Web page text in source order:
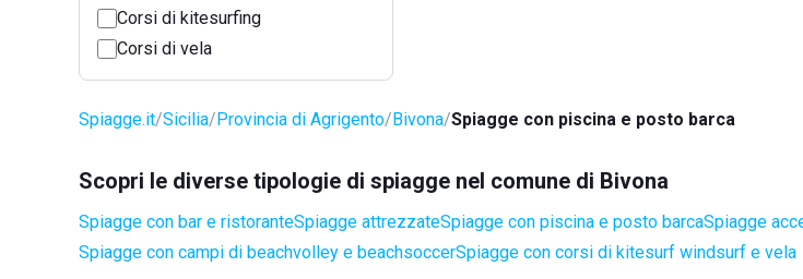
Corsi di kitesurfing
Corsi di vela
Spiagge.it Sicilia Provincia di Agrigento Bivona Spiagge con piscina e posto barca
Scopri le diverse tipologie di spiagge nel comune di Bivona
Spiagge con bar e ristoranteSpiagge attrezzateSpiagge con piscina e posto barcaSpiagge
Spiagge con campi di beachvolley e beachsoccerSpiagge con corsi di kitesurf windsurf e vela